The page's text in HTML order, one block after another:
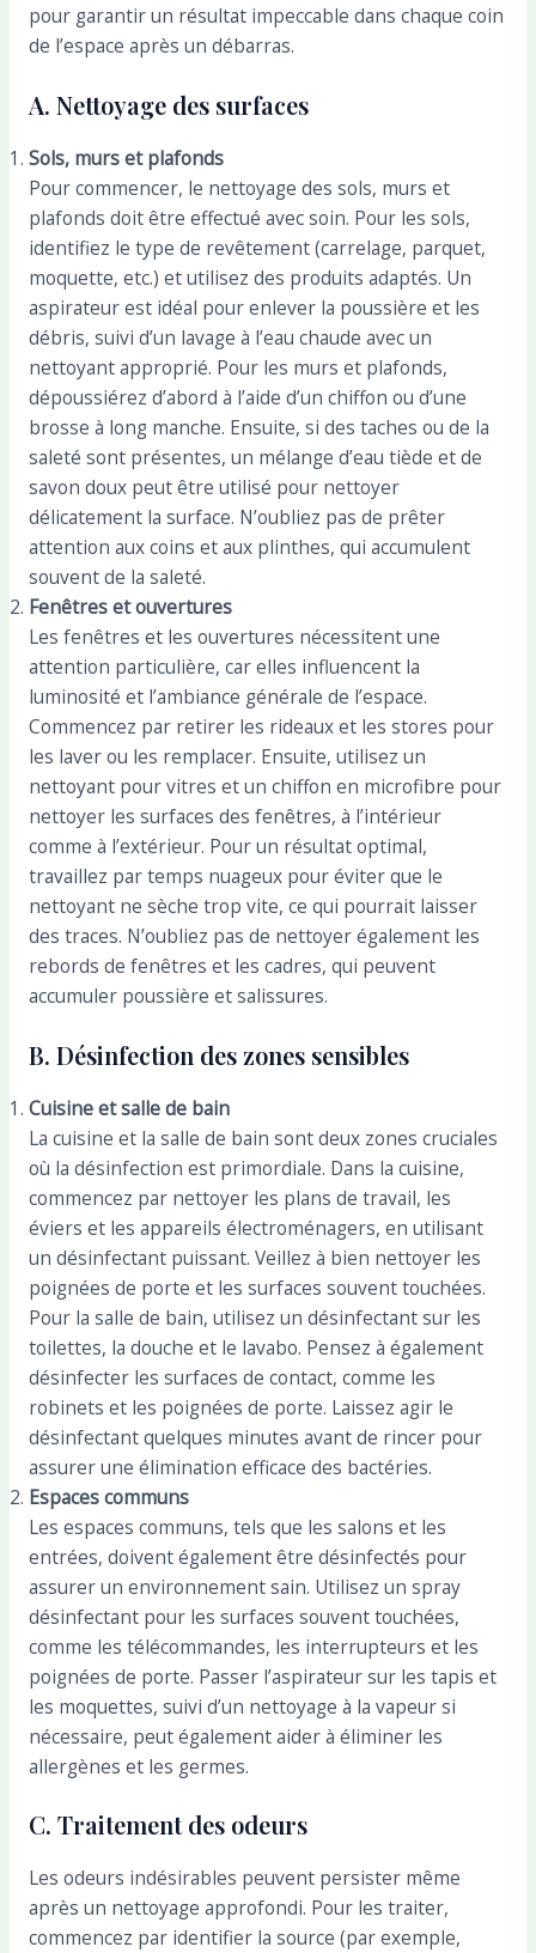
pour garantir un résultat impeccable dans chaque coin
de l’espace après un débarras.
A. Nettoyage des surfaces
Sols, murs et plafonds
Pour commencer, le nettoyage des sols, murs et
plafonds doit être effectué avec soin. Pour les sols,
identifiez le type de revêtement (carrelage, parquet,
moquette, etc.) et utilisez des produits adaptés. Un
aspirateur est idéal pour enlever la poussière et les
débris, suivi d’un lavage à l’eau chaude avec un
nettoyant approprié. Pour les murs et plafonds,
dépoussiérez d’abord à l’aide d’un chiffon ou d’une
brosse à long manche. Ensuite, si des taches ou de la
saleté sont présentes, un mélange d’eau tiède et de
savon doux peut être utilisé pour nettoyer
délicatement la surface. N’oubliez pas de prêter
attention aux coins et aux plinthes, qui accumulent
souvent de la saleté.
Fenêtres et ouvertures
Les fenêtres et les ouvertures nécessitent une
attention particulière, car elles influencent la
luminosité et l’ambiance générale de l’espace.
Commencez par retirer les rideaux et les stores pour
les laver ou les remplacer. Ensuite, utilisez un
nettoyant pour vitres et un chiffon en microfibre pour
nettoyer les surfaces des fenêtres, à l’intérieur
comme à l’extérieur. Pour un résultat optimal,
travaillez par temps nuageux pour éviter que le
nettoyant ne sèche trop vite, ce qui pourrait laisser
des traces. N’oubliez pas de nettoyer également les
rebords de fenêtres et les cadres, qui peuvent
accumuler poussière et salissures.
B. Désinfection des zones sensibles
Cuisine et salle de bain
La cuisine et la salle de bain sont deux zones cruciales
où la désinfection est primordiale. Dans la cuisine,
commencez par nettoyer les plans de travail, les
éviers et les appareils électroménagers, en utilisant
un désinfectant puissant. Veillez à bien nettoyer les
poignées de porte et les surfaces souvent touchées.
Pour la salle de bain, utilisez un désinfectant sur les
toilettes, la douche et le lavabo. Pensez à également
désinfecter les surfaces de contact, comme les
robinets et les poignées de porte. Laissez agir le
désinfectant quelques minutes avant de rincer pour
assurer une élimination efficace des bactéries.
Espaces communs
Les espaces communs, tels que les salons et les
entrées, doivent également être désinfectés pour
assurer un environnement sain. Utilisez un spray
désinfectant pour les surfaces souvent touchées,
comme les télécommandes, les interrupteurs et les
poignées de porte. Passer l’aspirateur sur les tapis et
les moquettes, suivi d’un nettoyage à la vapeur si
nécessaire, peut également aider à éliminer les
allergènes et les germes.
C. Traitement des odeurs
Les odeurs indésirables peuvent persister même
après un nettoyage approfondi. Pour les traiter,
commencez par identifier la source (par exemple,